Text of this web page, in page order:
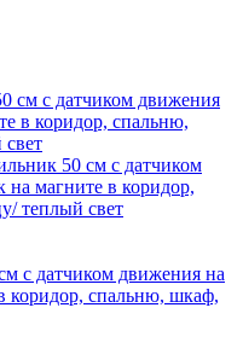
с датчиком движения на
коридор, спальню, шкаф,